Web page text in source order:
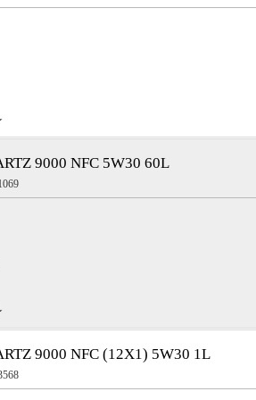
NYL16787
9000 NFC 5W30 60L
9000 NFC (12X1) 5W30 1L